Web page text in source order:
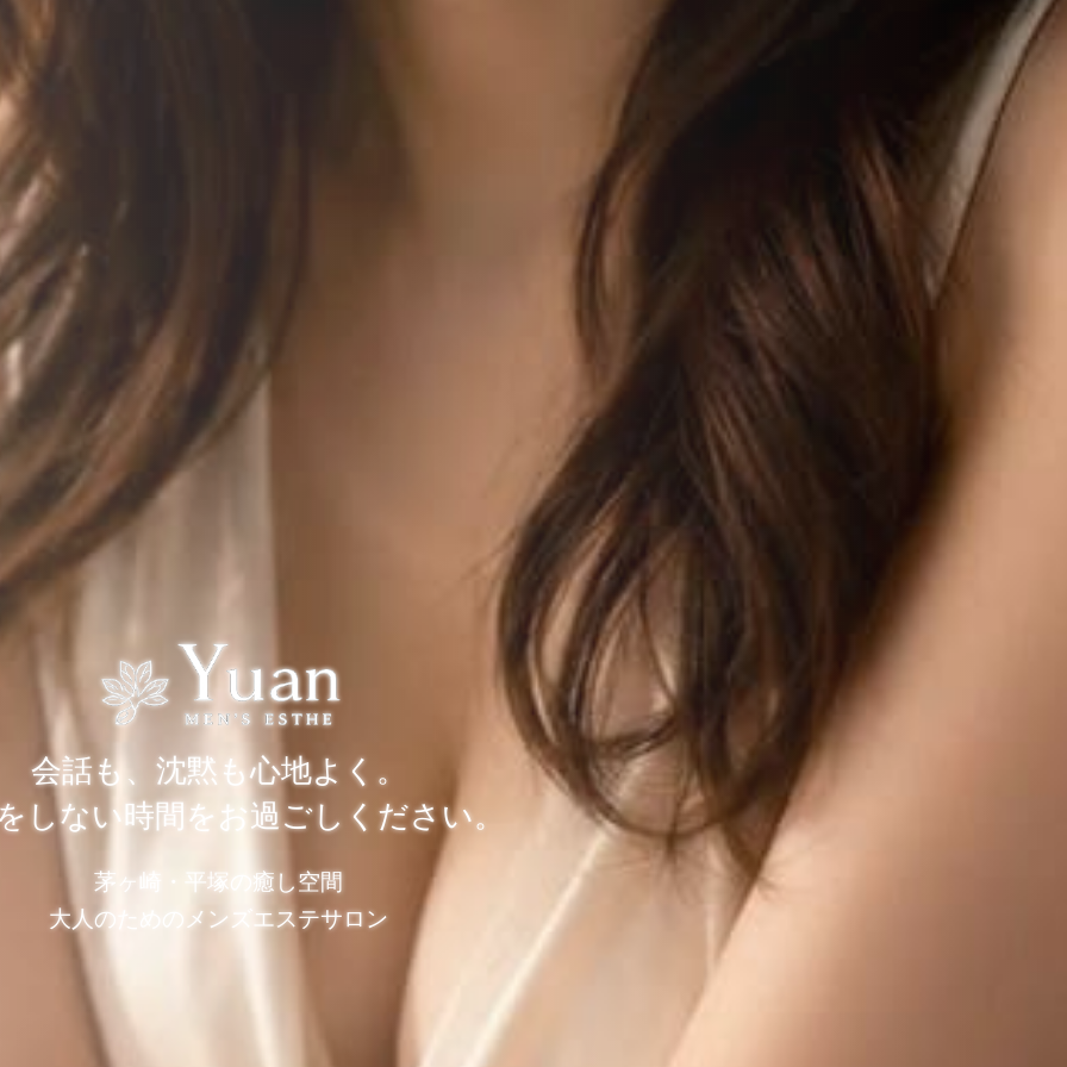
会話も、沈黙も心地よく。
しない時間をお過ごしください。
茅ヶ崎・平塚の癒し空間
大人のためのメンズエステサロン